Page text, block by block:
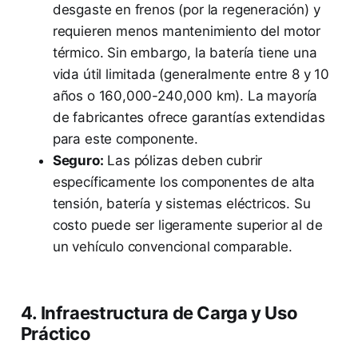
desgaste en frenos (por la regeneración) y
requieren menos mantenimiento del motor
térmico. Sin embargo, la batería tiene una
vida útil limitada (generalmente entre 8 y 10
años o 160,000-240,000 km). La mayoría
de fabricantes ofrece garantías extendidas
para este componente.
Seguro: Las pólizas deben cubrir
específicamente los componentes de alta
tensión, batería y sistemas eléctricos. Su
costo puede ser ligeramente superior al de
un vehículo convencional comparable.
4. Infraestructura de Carga y Uso
Práctico